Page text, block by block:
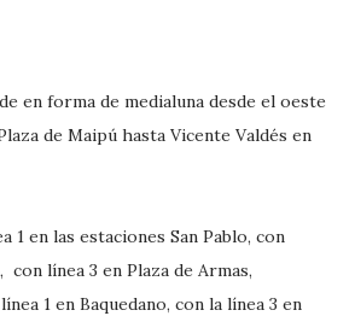
en forma de medialuna desde el oeste
de Maipú hasta Vicente Valdés en
1 en las estaciones San Pablo, con
con línea 3 en Plaza de Armas,
1 en Baquedano, con la línea 3 en